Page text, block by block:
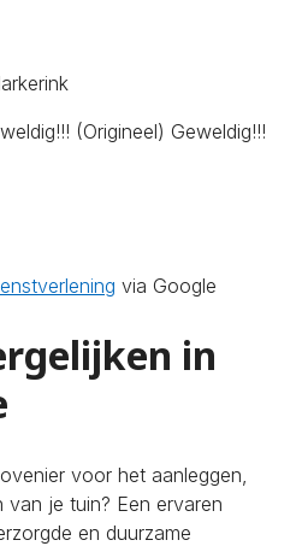
(Origineel) Geweldig!!!
via Google
in
voor het aanleggen,
je tuin? Een ervaren
en duurzame